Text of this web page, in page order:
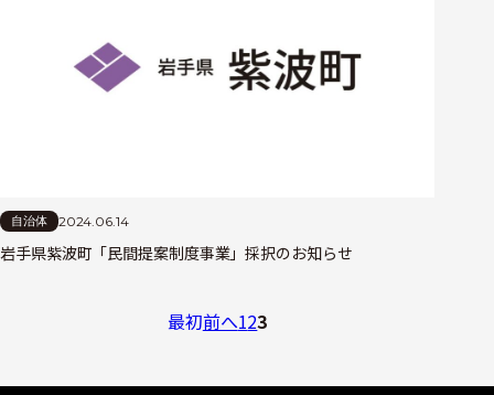
自治体 2024.06.14
岩手県紫波町「民間提案制度事業」採択のお知らせ
最初前へ123